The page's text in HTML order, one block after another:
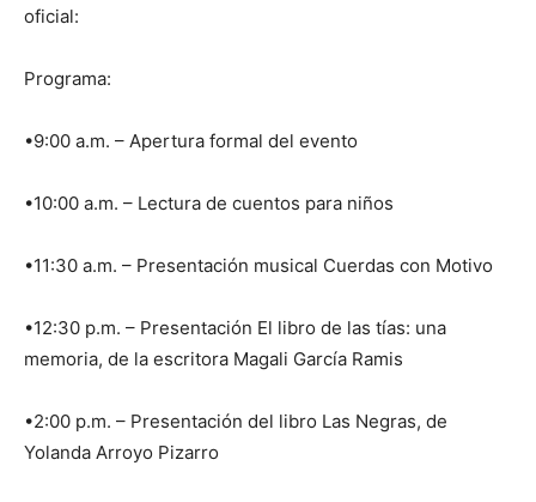
oficial:
Programa:
•9:00 a.m. – Apertura formal del evento
•10:00 a.m. – Lectura de cuentos para niños
•11:30 a.m. – Presentación musical Cuerdas con Motivo
•12:30 p.m. – Presentación El libro de las tías: una
memoria, de la escritora Magali García Ramis
•2:00 p.m. – Presentación del libro Las Negras, de
Yolanda Arroyo Pizarro